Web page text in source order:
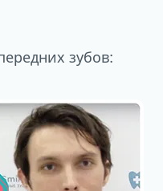
зубов: